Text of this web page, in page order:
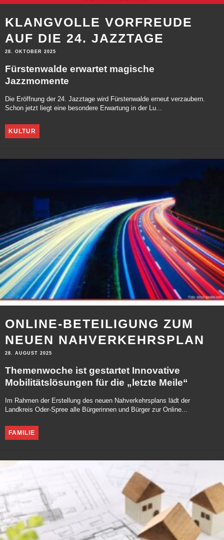
KLANGVOLLE VORFREUDE
AUF DIE 24. JAZZTAGE
28. OKTOBER 2025
Fürstenwalde erwartet magische
Jazzmomente
Die Eröffnung der 24. Jazztage wird Fürstenwalde erneut verzaubern.
Schon jetzt liegt eine besondere Erwartung in der Lu...
KULTUR
ONLINE-BETEILIGUNG ZUM
NEUEN NAHVERKEHRSPLAN
28. AUGUST 2025
Themenwoche ist gestartet Innovative
Mobilitätslösungen für die „letzte Meile“
Im Rahmen der Erstellung des neuen Nahverkehrsplans lädt der
Landkreis Oder-Spree alle Bürgerinnen und Bürger zur Online...
FAMILIE